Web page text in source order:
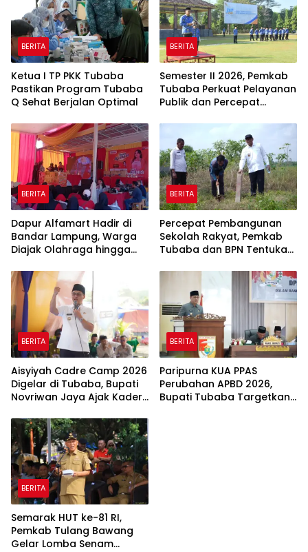
BERITA
Ketua I TP PKK Tubaba
Pastikan Program Tubaba
Q Sehat Berjalan Optimal
BERITA
Semester II 2026, Pemkab
Tubaba Perkuat Pelayanan
Publik dan Percepat
BERITA
Dapur Alfamart Hadir di
Bandar Lampung, Warga
Diajak Olahraga hingga
BERITA
Percepat Pembangunan
Sekolah Rakyat, Pemkab
Tubaba dan BPN Tentukan
BERITA
Aisyiyah Cadre Camp 2026
Digelar di Tubaba, Bupati
Novriwan Jaya Ajak Kader
Pembangunan
BERITA
Paripurna KUA PPAS
Perubahan APBD 2026,
Bupati Tubaba Targetkan
BERITA
Semarak HUT ke-81 RI,
Pemkab Tulang Bawang
Gelar Lomba Senam